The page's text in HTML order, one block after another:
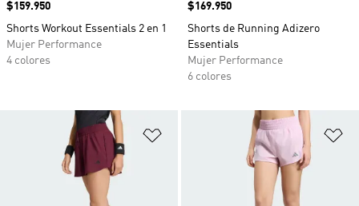
Precio
$159.950
Shorts Workout Essentials 2 en 1
Mujer Performance
4 colores
Precio
$169.950
Shorts de Running Adizero
Essentials
Mujer Performance
6 colores
Añadir a la lista de deseos